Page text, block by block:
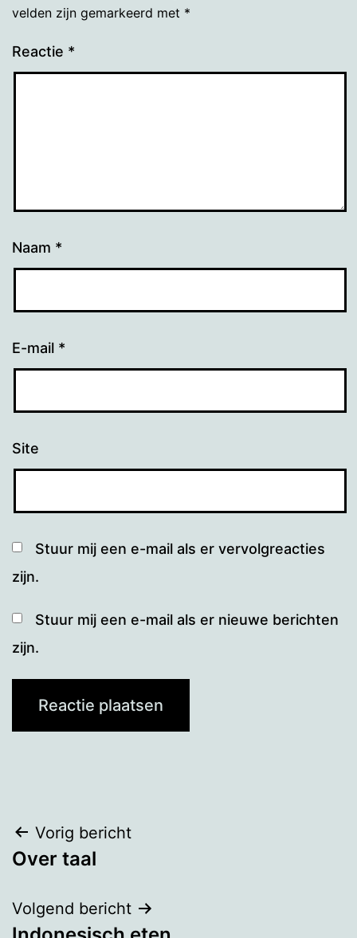
velden zijn gemarkeerd met *
Reactie *
Naam *
E-mail *
Site
Stuur mij een e-mail als er vervolgreacties
zijn.
Stuur mij een e-mail als er nieuwe berichten
zijn.
Bericht
navigatie
Vorig bericht
Over taal
Volgend bericht